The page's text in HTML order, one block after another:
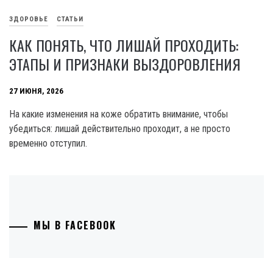
ЗДОРОВЬЕ СТАТЬИ
КАК ПОНЯТЬ, ЧТО ЛИШАЙ ПРОХОДИТЬ:
ЭТАПЫ И ПРИЗНАКИ ВЫЗДОРОВЛЕНИЯ
27 ИЮНЯ, 2026
На какие изменения на коже обратить внимание, чтобы
убедиться: лишай действительно проходит, а не просто
временно отступил.
МЫ В FACEBOOK